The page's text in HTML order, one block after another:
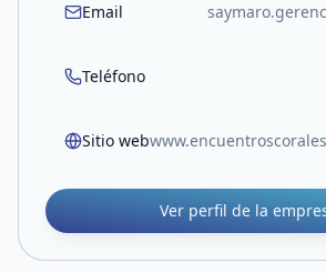
Email
Teléfono
Sitio web
Ver perfil de la